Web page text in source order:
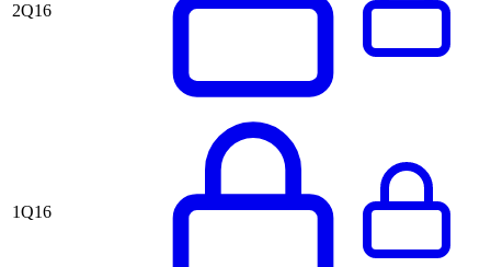
2Q16
1Q16